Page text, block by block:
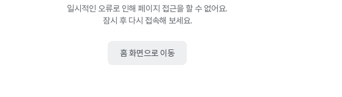
일시적인 오류로 인해 페이지 접근을 할 수 없어요.
잠시 후 다시 접속해 보세요.
홈 화면으로 이동